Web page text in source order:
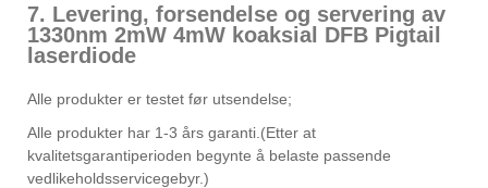
7. Levering, forsendelse og servering av
1330nm 2mW 4mW koaksial DFB Pigtail
laserdiode
Alle produkter er testet før utsendelse;
Alle produkter har 1-3 års garanti.(Etter at
kvalitetsgarantiperioden begynte å belaste passende
vedlikeholdsservicegebyr.)